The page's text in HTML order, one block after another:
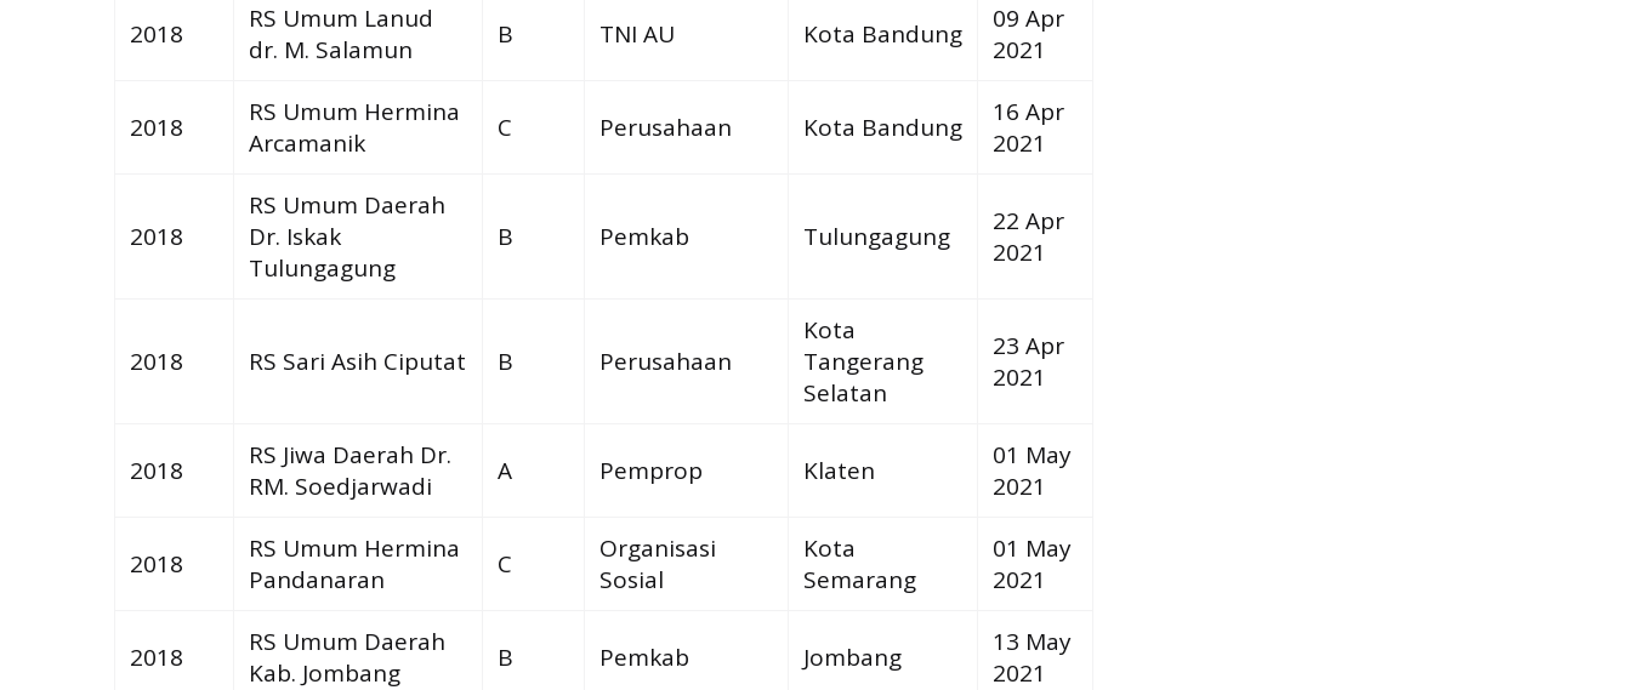
2018
RS Umum Lanud
dr. M. Salamun
B TNI AU Kota Bandung
09 Apr
2021
2018
RS Umum Hermina
Arcamanik
C Perusahaan Kota Bandung
16 Apr
2021
2018
RS Umum Daerah
Dr. Iskak
Tulungagung
B Pemkab Tulungagung
22 Apr
2021
2018 RS Sari Asih Ciputat B Perusahaan
Kota
Tangerang
Selatan
23 Apr
2021
2018
RS Jiwa Daerah Dr.
RM. Soedjarwadi
A Pemprop Klaten
01 May
2021
2018
RS Umum Hermina
Pandanaran
C
Organisasi
Sosial
Kota
Semarang
01 May
2021
2018
RS Umum Daerah
Kab. Jombang
B Pemkab Jombang
13 May
2021